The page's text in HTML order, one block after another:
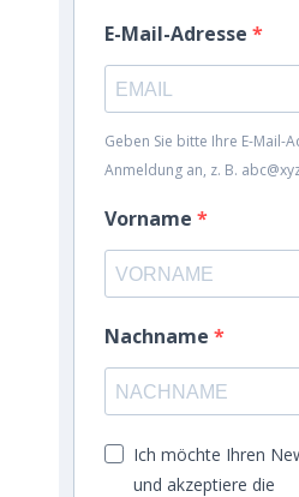
E-Mail-Adresse
Geben Sie bitte Ihre E-Mail-
Anmeldung an, z. B.
Vorname
Nachname
Ich möchte Ihren
und akzeptiere die